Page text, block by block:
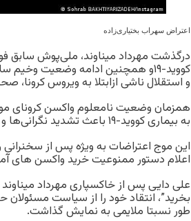
اعتراض سهراب بختیاری‌زاده
کووید-۱۹و همچنین ادامه وضعیت
و استقلال ناشی ازابتلا به ویروس کرونا،
همزمان وضعیت نامعلوم واکسن کرونای
به بیماری کووید-۱۹ باعث تشدید نگرانی‌ها و صدای اعتراضی سلبریتی‌های ورزشی ایران شده است.
اعلام دستور ممنوعیت خرید واکسن های
علی دایی پس از خاکسپاری مهرداد
بخرید”، انتقاد خود را از سیاست
طور نسبتا ملایمی به نمایش گذاشت.